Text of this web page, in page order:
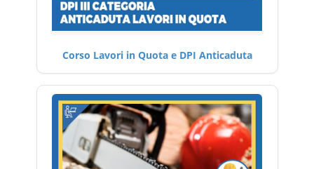
Corso Lavori in Quota e DPI Anticaduta